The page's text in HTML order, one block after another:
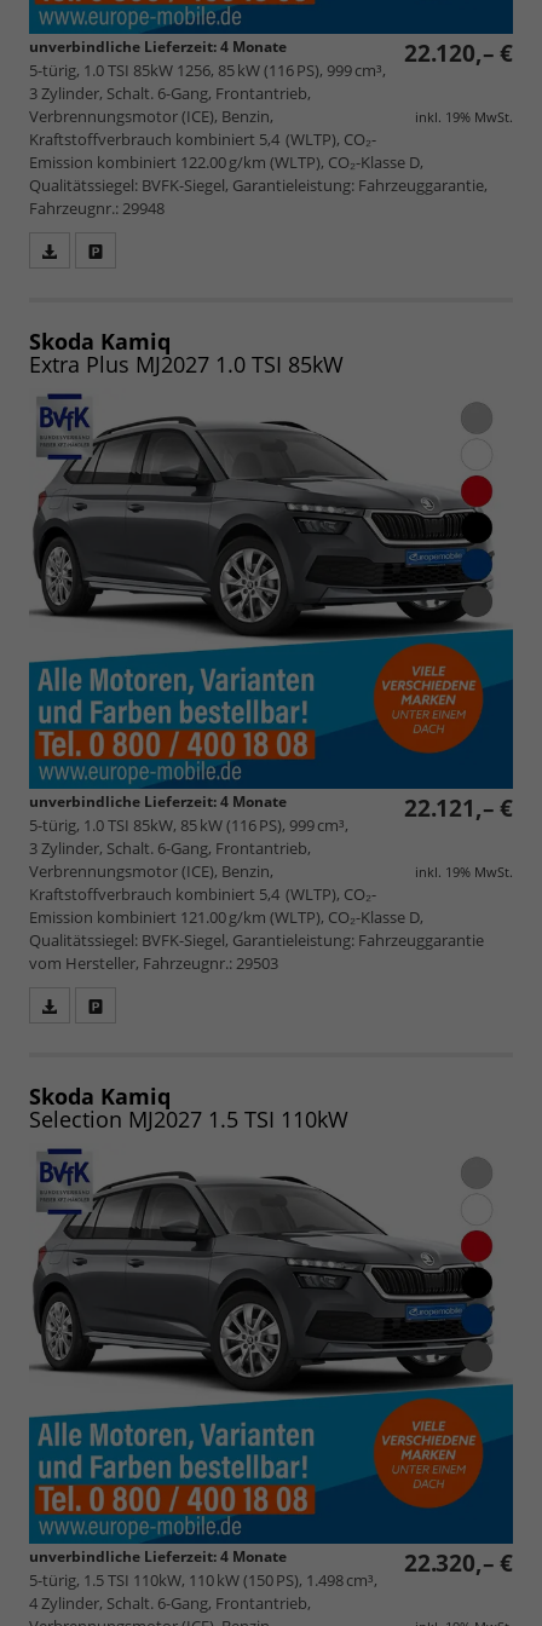
22.120,– €
inkl. 19% MwSt.
unverbindliche Lieferzeit:4 Monate
5-türig, 1.0 TSI 85kW 1256, 85 kW (116 PS), 999 cm³,
3 Zylinder, Schalt. 6-Gang, Frontantrieb,
Verbrennungsmotor (ICE), Benzin,
Kraftstoffverbrauch kombiniert 5,4 (WLTP), CO₂-
Emission kombiniert 122.00 g/km (WLTP), CO₂-Klasse D,
Qualitätssiegel: BVFK-Siegel, Garantieleistung: Fahrzeuggarantie,
Fahrzeugnr.: 29948
speichern/drucken
Skoda Kamiq
Extra Plus MJ2027 1.0 TSI 85kW
22.121,– €
inkl. 19% MwSt.
unverbindliche Lieferzeit:4 Monate
5-türig, 1.0 TSI 85kW, 85 kW (116 PS), 999 cm³,
3 Zylinder, Schalt. 6-Gang, Frontantrieb,
Verbrennungsmotor (ICE), Benzin,
Kraftstoffverbrauch kombiniert 5,4 (WLTP), CO₂-
Emission kombiniert 121.00 g/km (WLTP), CO₂-Klasse D,
Qualitätssiegel: BVFK-Siegel, Garantieleistung: Fahrzeuggarantie
vom Hersteller, Fahrzeugnr.: 29503
speichern/drucken
Skoda Kamiq
Selection MJ2027 1.5 TSI 110kW
22.320,– €
unverbindliche Lieferzeit:4 Monate
5-türig, 1.5 TSI 110kW, 110 kW (150 PS), 1.498 cm³,
4 Zylinder, Schalt. 6-Gang, Frontantrieb,